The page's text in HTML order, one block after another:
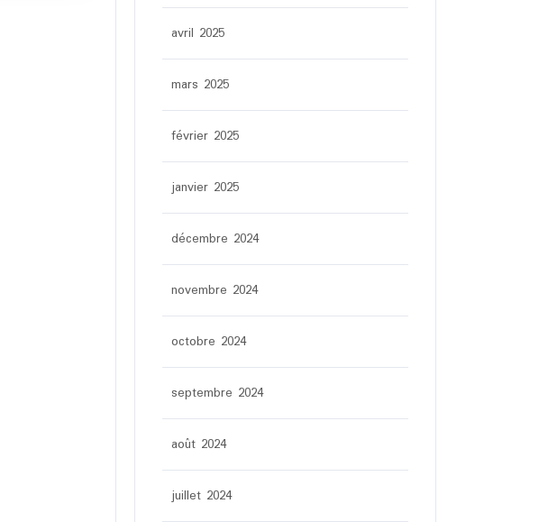
avril 2025
mars 2025
février 2025
janvier 2025
décembre 2024
novembre 2024
octobre 2024
septembre 2024
août 2024
juillet 2024